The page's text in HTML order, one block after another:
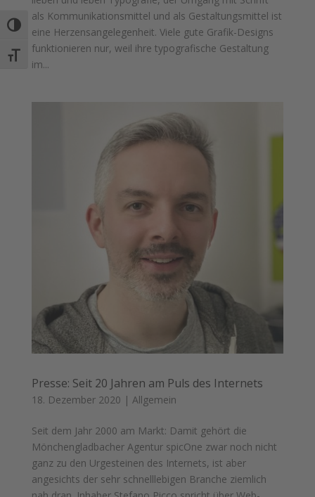
Umschalten auf hohe Kontraste
Schrift vergrößern
als Kommunikationsmittel und als Gestaltungsmittel ist
eine Herzensangelegenheit. Viele gute Grafik-Designs
funktionieren nur, weil ihre typografische Gestaltung
im...
Presse: Seit 20 Jahren am Puls des Internets
18. Dezember 2020 | Allgemein
Seit dem Jahr 2000 am Markt: Damit gehört die
Mönchengladbacher Agentur spicOne zwar noch nicht
ganz zu den Urgesteinen des Internets, ist aber
angesichts der sehr schnelllebigen Branche ziemlich